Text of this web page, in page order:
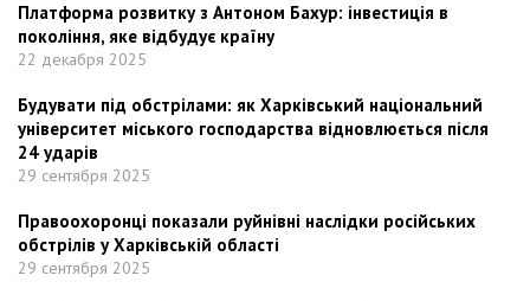
Платформа розвитку з Антоном Бахур: інвестиція в
покоління, яке відбудує країну
22 декабря 2025
Будувати під обстрілами: як Харківський національний
університет міського господарства відновлюється після
24 ударів
29 сентября 2025
Правоохоронці показали руйнівні наслідки російських
обстрілів у Харківській області
29 сентября 2025